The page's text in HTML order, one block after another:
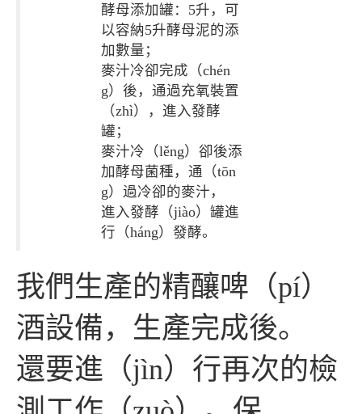
酵母添加罐：5升，可
以容納5升酵母泥的添
加數量；
麥汁冷卻完成（chén
g）後，通過充氧裝置
（zhì），進入發酵
罐；
麥汁冷（lěng）卻後添
加酵母菌種，通（tōn
g）過冷卻的麥汁，
進入發酵（jiào）罐進
行（háng）發酵。
我們生產的精釀啤（pí）
酒設備，生產完成後。
還要進（jìn）行再次的檢